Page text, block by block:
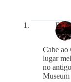
19 DE
Cabe ao
lugar
no